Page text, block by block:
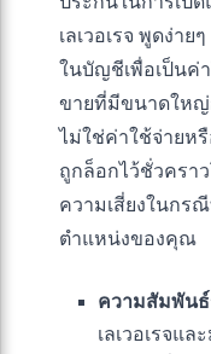
เลเวอเรจ พูดง่า
ในบัญชีเพื่อเป็นค่
ขายที่มีขนาดใหญ่
ไม่ใช่ค่าใช้จ่ายห
ถูกล็อกไว้ชั่วครา
ความเสี่ยงในกร
ตำแหน่งของคุณ
ความสัมพันธ์
เลเวอเรจแ